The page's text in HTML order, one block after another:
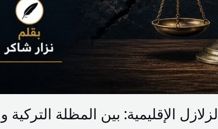
الإقليمية: بين المظلة التركية